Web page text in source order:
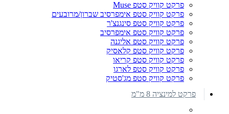
פרקט קוויק סטפ Muse
פרקט קוויק סטפ אימפרסיב שברון/מרובעים
פרקט קוויק סטפ סינגנצ'ר
פרקט קוויק סטפ אימפרסיב
פרקט קוויק סטפ אליגנה
פרקט קוויק סטפ קלאסיק
פרקט קוויק סטפ קריאו
פרקט קוויק סטפ לארגו
פרקט קוויק סטפ מג'סטיק
פרקט למינציה 8 מ"מ